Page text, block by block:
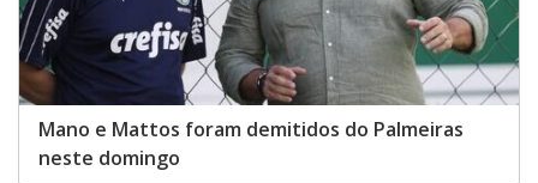
Mano e Mattos foram demitidos do Palmeiras
neste domingo